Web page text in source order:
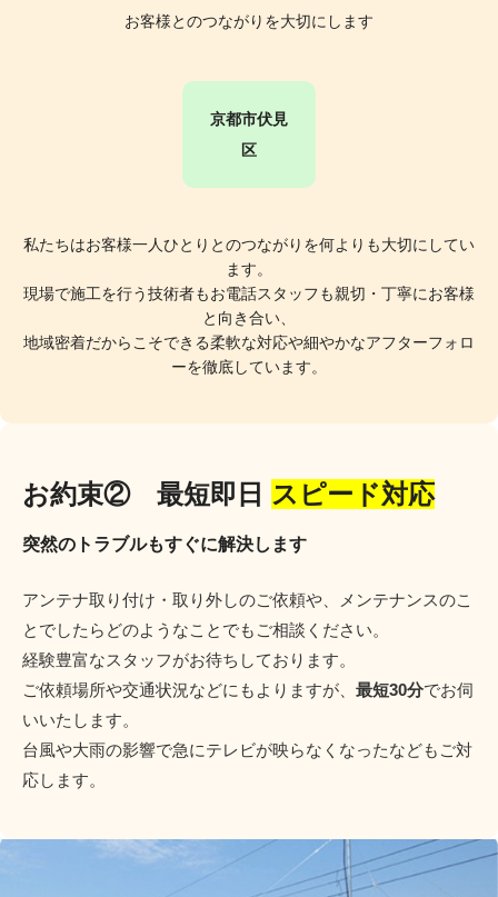
お客様とのつながりを大切にします
京都市伏見
区
私たちはお客様一人ひとりとのつながりを何よりも大切にしてい
ます。
現場で施工を行う技術者もお電話スタッフも親切・丁寧にお客様
と向き合い、
地域密着だからこそできる柔軟な対応や細やかなアフターフォロ
ーを徹底しています。
お約束② 最短即日 スピード対応
突然のトラブルもすぐに解決します
アンテナ取り付け・取り外しのご依頼や、メンテナンスのこ
とでしたらどのようなことでもご相談ください。
経験豊富なスタッフがお待ちしております。
ご依頼場所や交通状況などにもよりますが、 最短30分でお伺
いいたします。
台風や大雨の影響で急にテレビが映らなくなったなどもご対
応します。